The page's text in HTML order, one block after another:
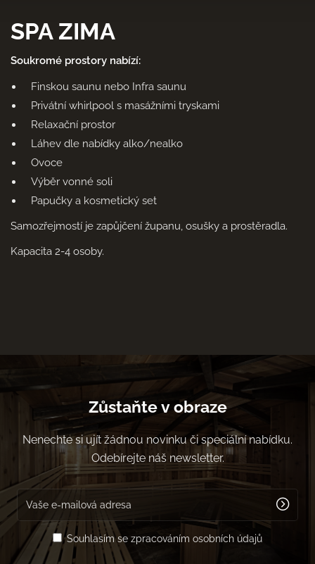
SPA ZIMA
Soukromé prostory nabízí:
Finskou saunu nebo Infra saunu
Privátní whirlpool s masážními tryskami
Relaxační prostor
Láhev dle nabídky alko/nealko
Ovoce
Výběr vonné soli
Papučky a kosmetický set
Samozřejmostí je zapůjčení županu, osušky a prostěradla.
Kapacita 2-4 osoby.
Zůstaňte v obraze
Nenechte si ujít žádnou novinku či speciální nabídku.
Odebírejte náš newsletter.
Souhlasím se zpracováním osobních údajů